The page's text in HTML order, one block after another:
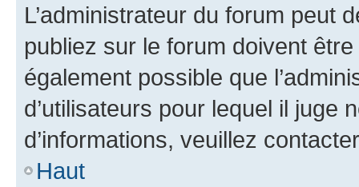
L’administrateur du forum peut
publiez sur le forum doivent
également possible que
d’utilisateurs pour lequel il juge
d’informations, veuillez
Haut